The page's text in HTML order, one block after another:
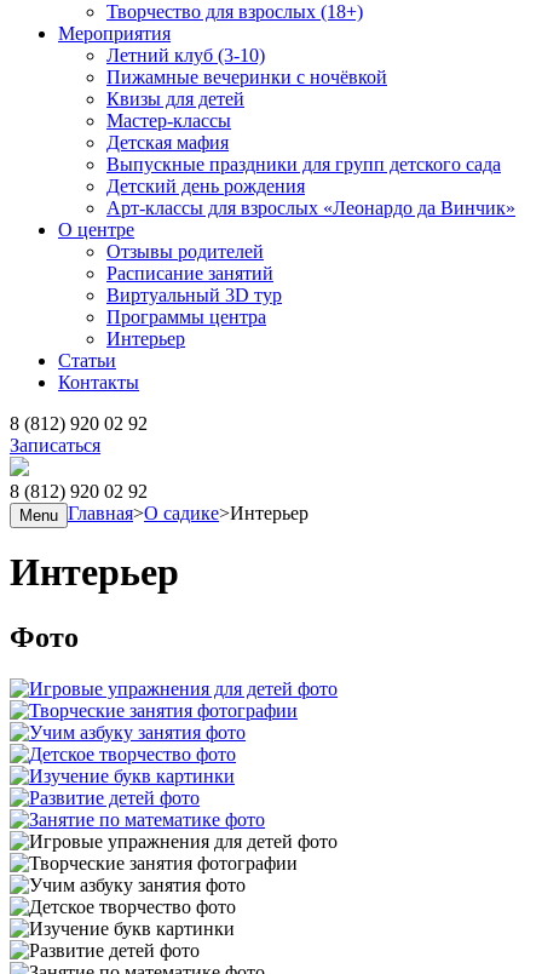
Творчество для взрослых (18+)
Мероприятия
Летний клуб (3-10)
Пижамные вечеринки с ночёвкой
Квизы для детей
Мастер-классы
Детская мафия
Выпускные праздники для групп детского сада
Детский день рождения
Арт-классы для взрослых «Леонардо да Винчик»
О центре
Отзывы родителей
Расписание занятий
Виртуальный 3D тур
Программы центра
Интерьер
Статьи
Контакты
8 (812) 920 02 92
Записаться
8 (812) 920 02 92
Menu Главная>О садике>Интерьер
Интерьер
Фото